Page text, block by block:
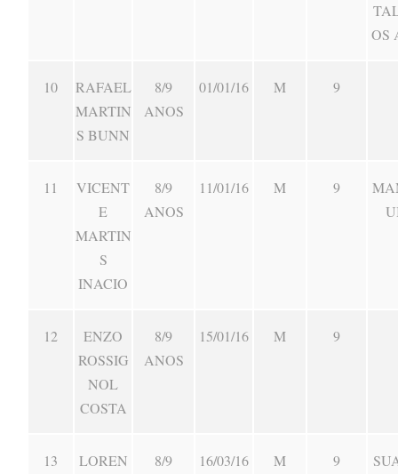
OS
10
RAFAEL
MARTIN
S BUNN
8/9
ANOS
01/01/16 M 9
11
VICENT
E
MARTIN
S
INACIO
8/9
ANOS
11/01/16 M 9
12
ENZO
ROSSIG
NOL
COSTA
8/9
ANOS
15/01/16 M 9
13
LOREN
8/9
16/03/16 M 9